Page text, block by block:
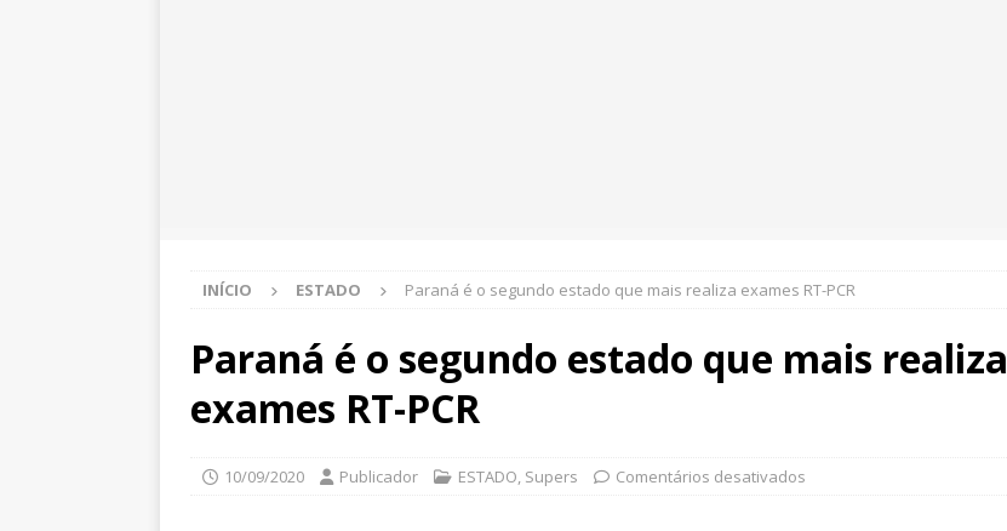
INÍCIO ESTADO Paraná é o segundo estado que mais realiza exames RT-PCR
Paraná é o segundo estado que mais realiza
exames RT-PCR
10/09/2020 Publicador ESTADO, Supers Comentários desativados